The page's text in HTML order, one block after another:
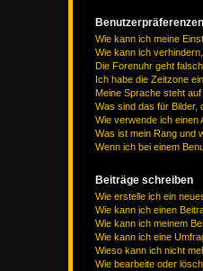
Wie kann ich meine
Wie kann ich
Die Forenuhr geht
Ich habe die Zeitzone
Meine Sprache steht
Was sind das für Bilder,
Wie verwende ich einen
Was ist mein Rang und
Wenn ich bei einem
Beiträge schreiben
Wie erstelle ich ein
Wie kann ich einen
Wie kann ich meinem
Wie kann ich eine
Wieso kann ich nicht
Wie bearbeite oder